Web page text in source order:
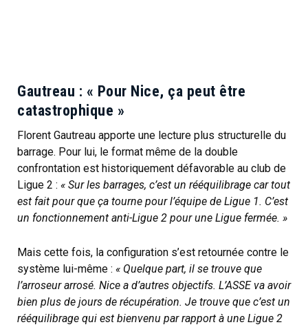
Gautreau : « Pour Nice, ça peut être
catastrophique »
Florent Gautreau apporte une lecture plus structurelle du
barrage. Pour lui, le format même de la double
confrontation est historiquement défavorable au club de
Ligue 2 : « Sur les barrages, c’est un rééquilibrage car tout
est fait pour que ça tourne pour l’équipe de Ligue 1. C’est
un fonctionnement anti-Ligue 2 pour une Ligue fermée. »
Mais cette fois, la configuration s’est retournée contre le
système lui-même : « Quelque part, il se trouve que
l’arroseur arrosé. Nice a d’autres objectifs. L’ASSE va avoir
bien plus de jours de récupération. Je trouve que c’est un
rééquilibrage qui est bienvenu par rapport à une Ligue 2